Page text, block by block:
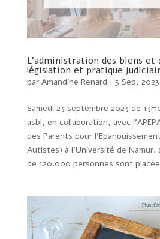
L’administration des biens et
législation et pratique
par Amandine Renard | 5 Sep, 2023
Samedi 23 septembre 2023 de
asbl, en collaboration, avec
des Parents pour
Autistes) à l’Université de
de 120.000 personnes sont